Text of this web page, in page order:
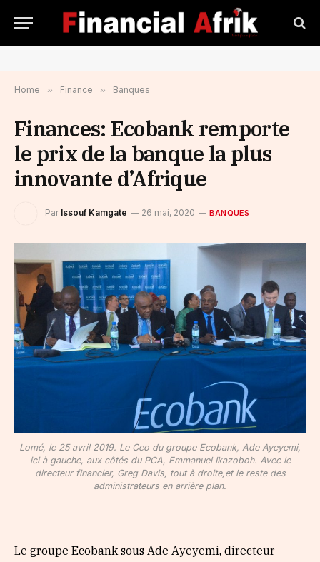
Home » Finance » Banques
Finances: Ecobank remporte
le prix de la banque la plus
innovante d’Afrique
Par Issouf Kamgate 26 mai, 2020 BANQUES
Lomé, le 25 avril 2019. Le Ceo du groupe Ecobank, Ade Ayeyemi,
ici à gauche, aux côtés du PCA, Emmanuel Ikazoboh. Avec le
directeur financier, Greg Davis, tout à droite,et le reste des
administrateurs en arrière plan.
Le groupe Ecobank sous Ade Ayeyemi, directeur